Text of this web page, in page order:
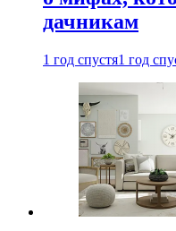
дачникам
1 год спустя1 год